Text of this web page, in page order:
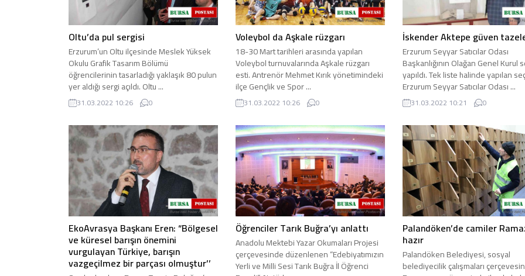
Oltu’da pul sergisi
Erzurum’un Oltu ilçesinde Meslek Yüksek
Okulu Grafik Tasarım Bölümü
öğrencilerinin tasarladığı yaklaşık 80 pulun
yer aldığı sergi açıldı. Oltu ...
31.03.2022 10:26 0
Voleybol da Aşkale rüzgarı
18-30 Mart tarihleri arasında yapılan
Voleybol turnuvalarında Aşkale rüzgarı
esti. Antrenör Mehmet Kırık yönetimindeki
ilçe Gençlik ve Spor ...
31.03.2022 10:26 0
İskender Aktepe güven
Erzurum Seyyar Satıcılar Odası
Başkanlığının Olağan Genel Kurul
yapıldı. Tek liste halinde yapılan
Erzurum Seyyar Satıcılar Odası ...
31.03.2022 10:21 0
EkoAvrasya Başkanı Eren: “Bölgesel
ve küresel barışın önemini
vurgulayan Türkiye, barışın
vazgeçilmez bir parçası olmuştur’’
Öğrenciler Tarık Buğra’yı anlattı
Anadolu Mektebi Yazar Okumaları Projesi
çerçevesinde düzenlenen “Edebiyatımızın
Yerli ve Milli Sesi Tarık Buğra İl Öğrenci
Palandöken’de camiler
hazır
Palandöken Belediyesi, sosyal
belediyecilik çalışmaları